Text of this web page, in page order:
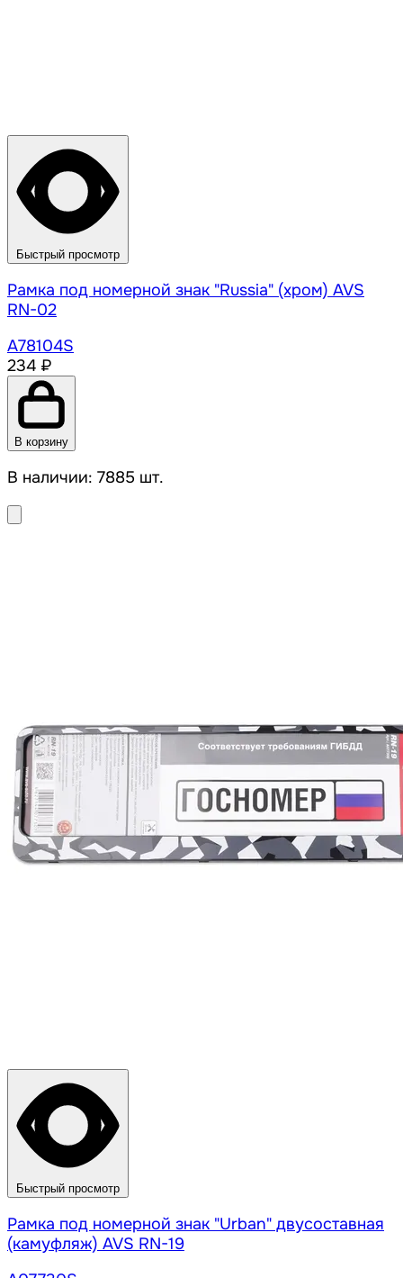
Быстрый просмотр
Рамка под номерной знак "Russia" (хром) AVS
RN-02
A78104S
234 ₽
В корзину
В наличии: 7885 шт.
Быстрый просмотр
Рамка под номерной знак "Urban" двусоставная
(камуфляж) AVS RN-19